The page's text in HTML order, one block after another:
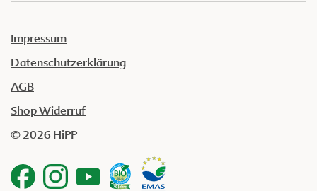
Impressum
Datenschutzerklärung
AGB
Shop Widerruf
© 2026 HiPP